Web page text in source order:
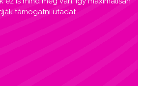
támogatni utadat.